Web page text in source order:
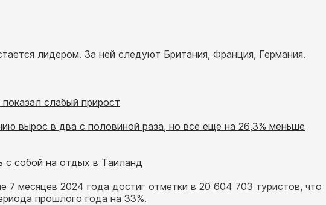
лидером. За ней следуют Британия, Франция, Германия.
слабый прирост
вырос в два с половиной раза, но все еще на 26,3% меньше
с собой на отдых в Таиланд
7 месяцев 2024 года достиг отметки в 20 604 703 туристов, что
прошлого года на 33%.